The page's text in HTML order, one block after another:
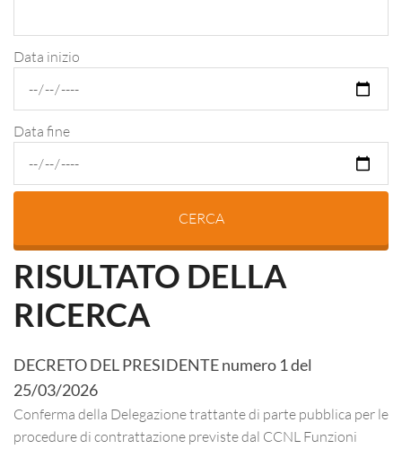
Data inizio
Data fine
RISULTATO DELLA
RICERCA
DECRETO DEL PRESIDENTEnumero 1del
25/03/2026
Conferma della Delegazione trattante di parte pubblica per le
procedure di contrattazione previste dal CCNL Funzioni